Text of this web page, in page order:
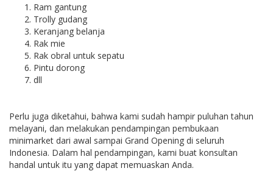
Ram gantung
Trolly gudang
Keranjang belanja
Rak mie
Rak obral untuk sepatu
Pintu dorong
dll
Perlu juga diketahui, bahwa kami sudah hampir puluhan tahun
melayani, dan melakukan pendampingan pembukaan
minimarket dari awal sampai Grand Opening di seluruh
Indonesia. Dalam hal pendampingan, kami buat konsultan
handal untuk itu yang dapat memuaskan Anda.